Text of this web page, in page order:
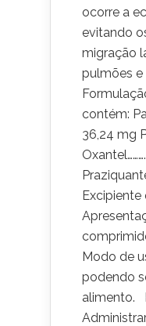
ocorre a
evitando
migração
pulmões e
contém:
36,24 mg
Excipiente
Modo de
podendo
alimento.